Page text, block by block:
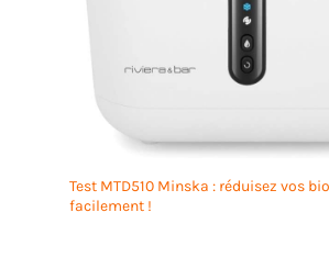
Test MTD510 Minska : réduisez vos
facilement !